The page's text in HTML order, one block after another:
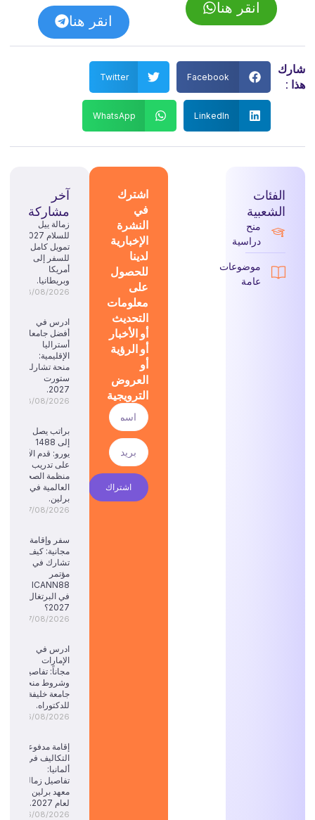
انقر هنا
انقر هنا
شارك
هذا :
Facebook
Twitter
LinkedIn
WhatsApp
الفئات
الشعبية
منح
دراسية
موضوعات
عامة
اشترك
في
النشرة
الإخبارية
لدينا
للحصول
على
معلومات
التحديث
أو الأخبار
أو الرؤية
أو
العروض
الترويجية
اشتراك
آخر
مشاركة
زمالة ييل
تمويل كامل
للسفر إلى
أمريكا
وبريطانيا.
08/08/2026
ادرس في
أفضل جامعات
أستراليا
الإقليمية:
منحة تشارلز
ستورت
2027.
08/08/2026
براتب يصل
إلى 1488
يورو: قدم الآن
على تدريب
منظمة الصحة
العالمية في
برلين.
07/08/2026
سفر وإقامة
مجانية: كيف
تشارك في
مؤتمر
ICANN88
في البرتغال
2027؟
07/08/2026
ادرس في
الإمارات
مجاناً: تفاصيل
وشروط منحة
جامعة خليفة
للدكتوراه.
06/08/2026
إقامة مدفوعة
التكاليف في
ألمانيا:
تفاصيل زمالة
معهد برلين
لعام 2027.
06/08/2026